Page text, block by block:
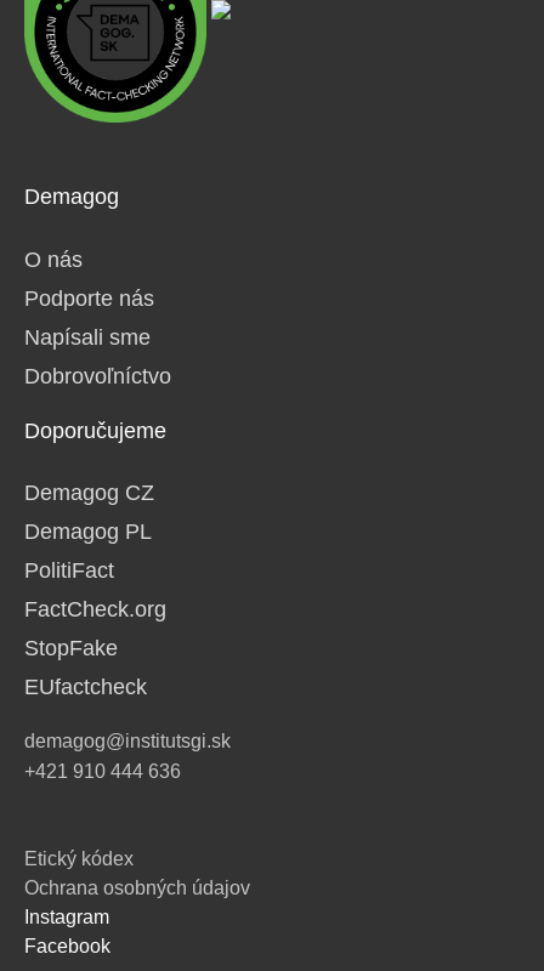
Demagog
O nás
Podporte nás
Napísali sme
Dobrovoľníctvo
Doporučujeme
Demagog CZ
Demagog PL
PolitiFact
FactCheck.org
StopFake
EUfactcheck
demagog@institutsgi.sk
+421 910 444 636
Etický kódex
Ochrana osobných údajov
Instagram
Facebook